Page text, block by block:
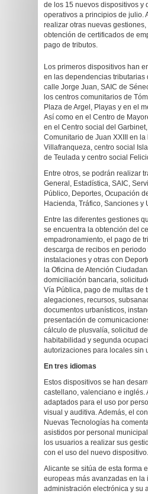
de los 15 nuevos dispositivos y
operativos a principios de julio.
realizar otras nuevas
obtención de certificados de
pago de tributos.
Los primeros dispositivos han
en las dependencias tributarias
calle Jorge Juan, SAIC de
los centros comunitarios de
Plaza de Argel, Playas y en el
Así como en el Centro de
en el Centro social del
Comunitario de Juan XXIII en la
Villafranqueza, centro social
de Teulada y centro social
Entre otros, se podrán realizar
General, Estadística, SAIC,
Público, Deportes, Ocupación
Hacienda, Tráfico, Sanciones y
Entre las diferentes gestiones
se encuentra la obtención del
empadronamiento, el pago de
descarga de recibos en
instalaciones y otras con
la Oficina de Atención
domiciliación bancaria,
Vía Pública, pago de multas de
alegaciones, recursos,
documentos urbanísticos,
presentación de
cálculo de plusvalía, solicitud
habitabilidad y segunda
autorizaciones para locales sin
En tres idiomas
Estos dispositivos se han
castellano, valenciano e inglés.
adaptados para el uso por
visual y auditiva. Además, el
Nuevas Tecnologías ha
asistidos por personal
los usuarios a realizar sus
con el uso del nuevo dispositivo.
Alicante se sitúa de esta forma
europeas más avanzadas en la
administración electrónica y su